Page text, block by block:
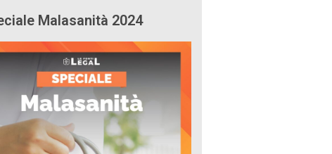
Malasanità 2024